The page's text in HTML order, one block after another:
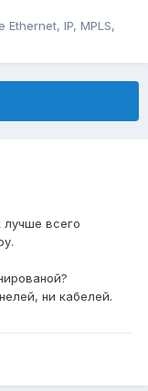
Ethernet, IP, MPLS,
лучше всего
ни кабелей.